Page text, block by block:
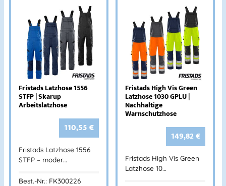
Fristads Latzhose 1556
STFP | Skarup
Arbeitslatzhose
110,55€
Fristads Latzhose 1556
STFP – moder…
Best.-Nr.: FK300226
Fristads High Vis Green
Latzhose 1030 GPLU |
Nachhaltige
Warnschutzhose
149,82€
Fristads High Vis Green
Latzhose 10…